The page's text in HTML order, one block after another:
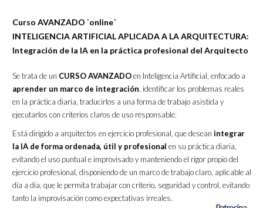
Curso AVANZADO `online´
INTELIGENCIA ARTIFICIAL APLICADA A LA ARQUITECTURA:
Integración de la IA en la práctica profesional del Arquitecto
Se trata de un CURSO AVANZADOen Inteligencia Artificial, enfocado a
aprender un marco de integración , identificar los problemas reales
en la práctica diaria, traducirlos a una forma de trabajo asistida y
ejecutarlos con criterios claros de uso responsable.
Está dirigido a arquitectos en ejercicio profesional, que desean integrar
la IA de forma ordenada, útil y profesional en su práctica diaria,
evitando el uso puntual e improvisado y manteniendo el rigor propio del
ejercicio profesional, disponiendo de un marco de trabajo claro, aplicable al
día a día, que le permita trabajar con criterio, seguridad y control, evitando
tanto la improvisación como expectativas irreales.